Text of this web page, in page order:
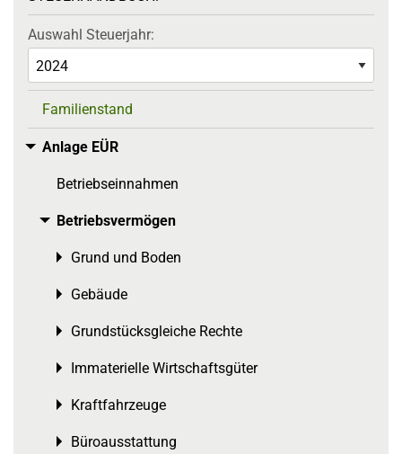
Auswahl Steuerjahr:
Familienstand
Anlage EÜR
Toggle menu
Betriebseinnahmen
Betriebsvermögen
Toggle menu
Grund und Boden
Toggle menu
Gebäude
Toggle menu
Grundstücksgleiche Rechte
Toggle menu
Immaterielle Wirtschaftsgüter
Toggle menu
Kraftfahrzeuge
Toggle menu
Büroausstattung
Toggle menu